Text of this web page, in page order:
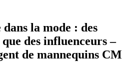
la mode : des
des influenceurs –
de mannequins CM